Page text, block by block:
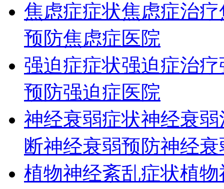
焦虑症症状焦虑症治疗
预防焦虑症医院
强迫症症状强迫症治疗
预防强迫症医院
神经衰弱症状神经衰弱
断神经衰弱预防神经
植物神经紊乱症状植物